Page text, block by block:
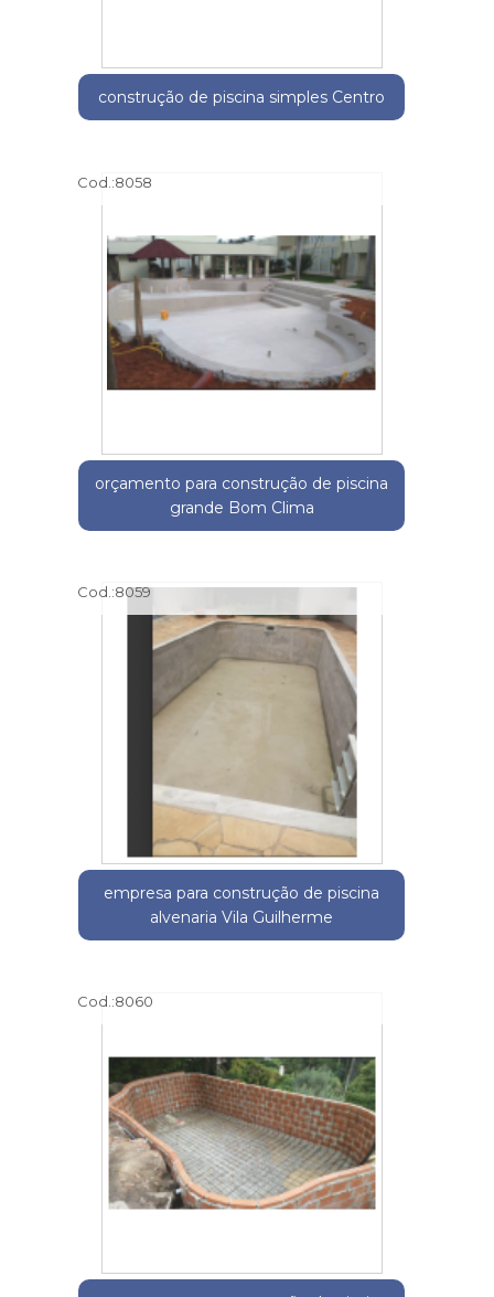
construção de piscina simples Centro
Cod.:8058
orçamento para construção de piscina
grande Bom Clima
Cod.:8059
empresa para construção de piscina
alvenaria Vila Guilherme
Cod.:8060